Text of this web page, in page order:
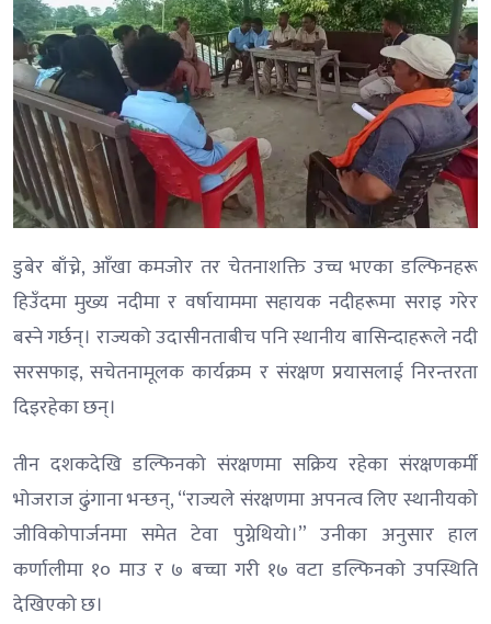
डुबेर बाँच्ने, आँखा कमजोर तर चेतनाशक्ति उच्च भएका डल्फिनहरू
हिउँदमा मुख्य नदीमा र वर्षायाममा सहायक नदीहरूमा सराइ गरेर
बस्ने गर्छन्। राज्यको उदासीनताबीच पनि स्थानीय बासिन्दाहरूले नदी
सरसफाइ, सचेतनामूलक कार्यक्रम र संरक्षण प्रयासलाई निरन्तरता
दिइरहेका छन्।
तीन दशकदेखि डल्फिनको संरक्षणमा सक्रिय रहेका संरक्षणकर्मी
भोजराज ढुंगाना भन्छन्, “राज्यले संरक्षणमा अपनत्व लिए स्थानीयको
जीविकोपार्जनमा समेत टेवा पुग्नेथियो।” उनीका अनुसार हाल
कर्णालीमा १० माउ र ७ बच्चा गरी १७ वटा डल्फिनको उपस्थिति
देखिएको छ।